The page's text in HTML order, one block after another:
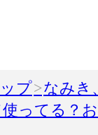
プ
なみき
ってる？